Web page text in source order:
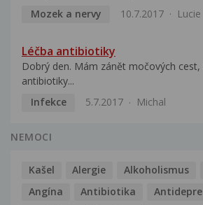
Mozek a nervy
10.7.2017 Lucie
Léčba antibiotiky
Dobrý den. Mám zánět močových cest,
antibiotiky...
Infekce
5.7.2017 Michal
NEMOCI
Kašel Alergie Alkoholismus
Angína
Antibiotika